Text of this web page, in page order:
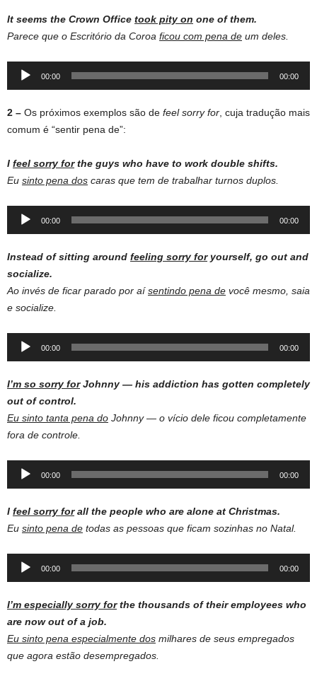
It seems the Crown Office took pity on one of them.
Parece que o Escritório da Coroa ficou com pena de um deles.
Audio
00:00 00:00
2 – Os próximos exemplos são de feel sorry for , cuja tradução mais
comum é “sentir pena de”:
I feel sorry forthe guys who have to work double shifts.
Eu sinto pena dos caras que tem de trabalhar turnos duplos.
Audio
00:00 00:00
Instead of sitting around feeling sorry foryourself, go out and
socialize.
Ao invés de ficar parado por aísentindo pena de você mesmo, saia
e socialize.
Audio
00:00 00:00
I’m so sorry forJohnny — his addiction has gotten completely
out of control.
Eu sinto tanta pena do Johnny — o vício dele ficou completamente
fora de controle.
Audio
00:00 00:00
I feel sorry forall the people who are alone at Christmas.
Eu sinto pena de todas as pessoas que ficam sozinhas no Natal.
Audio
00:00 00:00
I’m especially sorry forthe thousands of their employees who
are now out of a job.
Eu sinto pena especialmente dos milhares de seus empregados
que agora estão desempregados.